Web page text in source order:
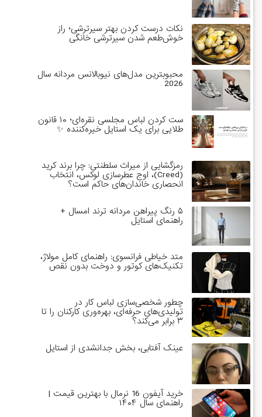
نکات درست کردن بهتر سیرترشی؛ راز
خوش‌طعم شدن سیرترشی خانگی
محبوبترین مدل‌های نیوبالانس مردانه سال
2026
ست کردن لباس مجلسی نقره‌ای؛ ۱۰ قانون
طلایی برای یک استایل خیره‌کننده ✨
رمزگشایی از میراث سلطنتی: چرا برند کرید
(Creed)، اوج عطرسازی لوکس، انتخاب
انحصاری خاندان‌های حاکم است؟
۵ رنگ پیراهن مردانه ترند امسال +
راهنمای استایل
متد خیاطی فرانسوی: راهنمای کامل مولاژ،
تکنیک‌های کوتور و دوخت بدون نقص
چطور شخصی‌سازی لباس کار در
تولیدی‌های حرفه‌ای، بهره‌وری کارکنان را تا
۳ برابر می‌کند؟
عینک آفتابی، بخش جدانشدی از استایل
خرید آیفون 16 نرمال با بهترین قیمت |
راهنمای سال ۱۴۰۴